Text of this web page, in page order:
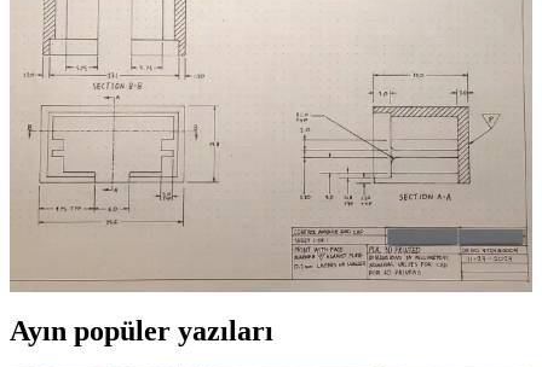
Yetki Yayıncılık 2025 Şematik Medeni Hukuk Konu Anlatımı,
güncel ve kapsamlı içeriğiyle hukuk öğrencileri ve mesleki sınav
adayları için ideal bir kaynak sunar. Şematik düzeni öğrenmeyi
El Çizimi Şematiklerin Teknik Proje Tasarımındaki
Önemi ve Kullanım Alanları
El çizimi şematikler, teknik projelerde yaratıcılık ve odaklanmayı
artıran, dijital çizimden farklı avantajlar sunan önemli bir tasarım
yöntemidir. Hem teknik hem sanatsal değer taşır.
Ayın popüler yazıları